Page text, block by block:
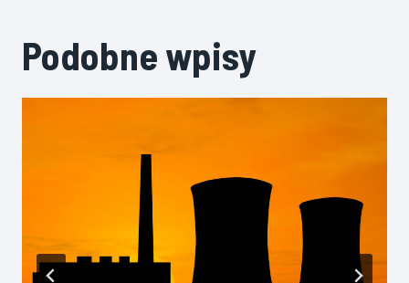
Podobne wpisy